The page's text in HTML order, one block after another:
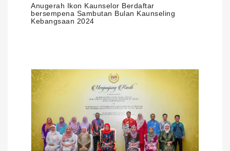
Anugerah Ikon Kaunselor Berdaftar
bersempena Sambutan Bulan Kaunseling
Kebangsaan 2024